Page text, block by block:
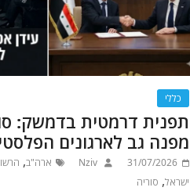
כללי
תפנית דרמטית בדמשק:
מפנה גב לארגונים
31/07/2026
Nziv ארה"ב,
ישראל, סוריה